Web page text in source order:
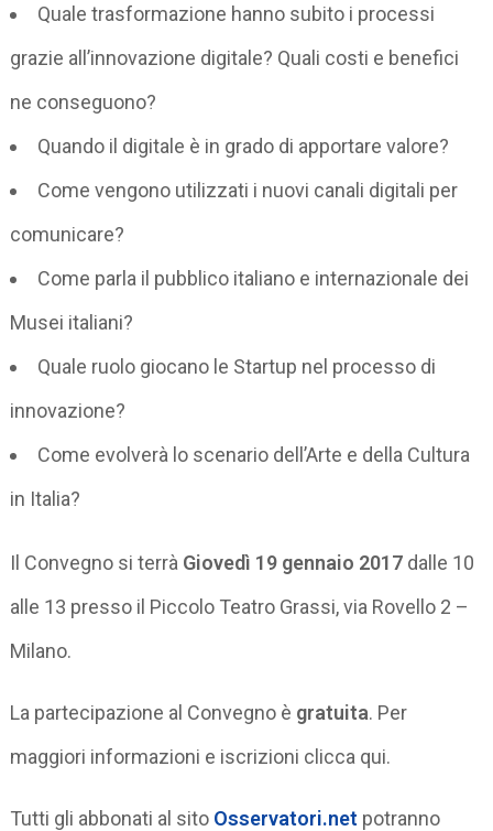
Quale trasformazione hanno subito i processi
grazie all’innovazione digitale? Quali costi e benefici
ne conseguono?
Quando il digitale è in grado di apportare valore?
Come vengono utilizzati i nuovi canali digitali per
comunicare?
Come parla il pubblico italiano e internazionale dei
Musei italiani?
Quale ruolo giocano le Startup nel processo di
innovazione?
Come evolverà lo scenario dell’Arte e della Cultura
in Italia?
Il Convegno si terrà Giovedì 19 gennaio 2017 dalle 10
alle 13 presso il Piccolo Teatro Grassi, via Rovello 2 –
Milano.
La partecipazione al Convegno è gratuita. Per
maggiori informazioni e iscrizioni clicca qui.
Tutti gli abbonati al sito Osservatori.net potranno